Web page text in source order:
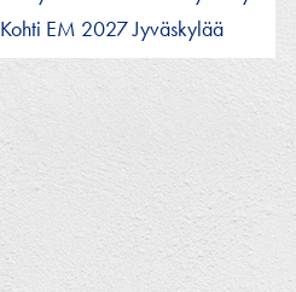
Kohti EM 2027 Jyväskylää